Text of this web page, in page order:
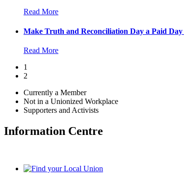
Read More
Make Truth and Reconciliation Day a Paid Day
Read More
1
2
Currently a Member
Not in a Unionized Workplace
Supporters and Activists
Information Centre